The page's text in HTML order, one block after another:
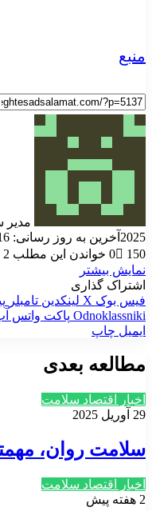
منبع
مدیر
2025 آخرین به روز رسانی: 16 آگوست 2025
0
150
خواندن این مطلب 2 دقیقه زمان میبرد
نمایش بیشتر
اشتراک گذاری
فیس بوک X لینکدین ‫تامبلر
‫Odnoklassniki پاکت واتس
ایمیل چاپ
مطالعه بعدی
اخبار اقتصاد سلامت
29 آوریل 2025
سلامت روان،
اخبار اقتصاد سلامت
2 هفته پیش